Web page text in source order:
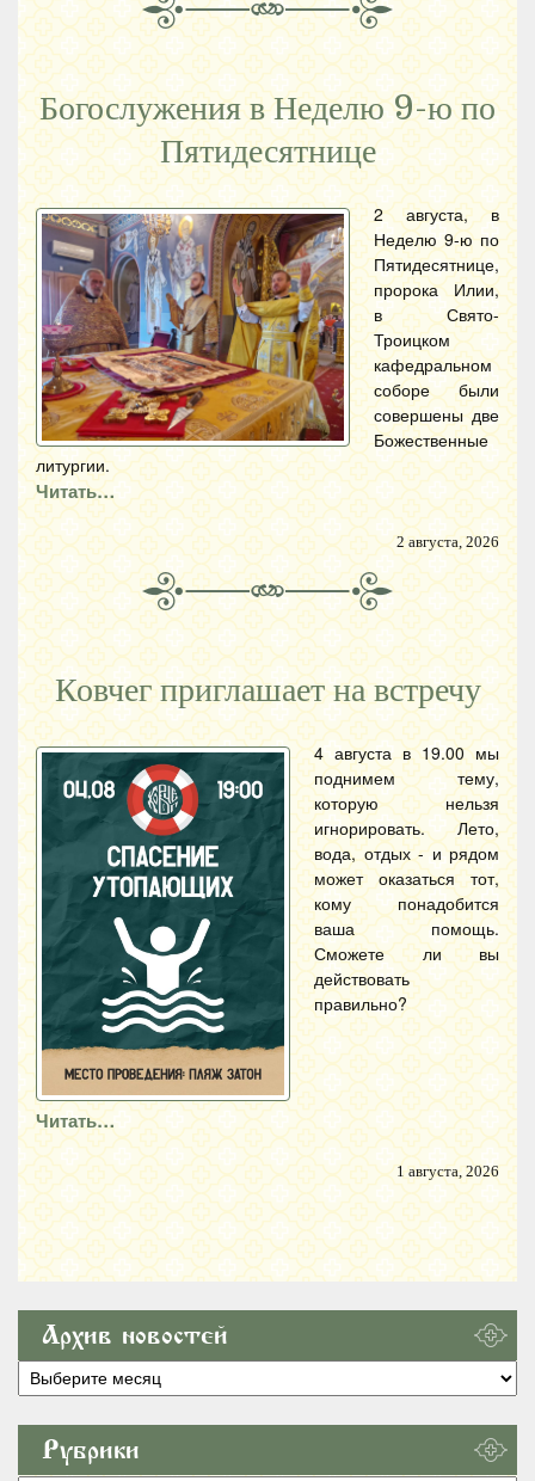
Богослужения в Неделю 9-ю по
Пятидесятнице
2 августа, в
Неделю 9-ю по
Пятидесятнице,
пророка Илии,
в Свято-
Троицком
кафедральном
соборе были
совершены две
Божественные
литургии.
Читать…
2 августа, 2026
Ковчег приглашает на встречу
4 августа в 19.00 мы
поднимем тему,
которую нельзя
игнорировать. Лето,
вода, отдых - и рядом
может оказаться тот,
кому понадобится
ваша помощь.
Сможете ли вы
действовать
правильно?
Читать…
1 августа, 2026
Архив новостей
Архив
новостей
Рубрики